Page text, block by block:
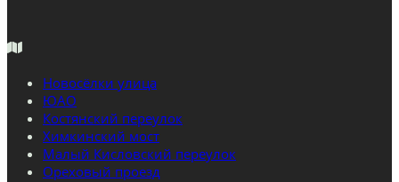
Новосёлки улица
ЮАО
Костянский переулок
Химкинский мост
Малый Кисловский переулок
Ореховый проезд